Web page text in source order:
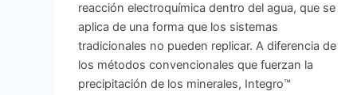
reacción electroquímica dentro del agua, que se
aplica de una forma que los sistemas
tradicionales no pueden replicar. A diferencia de
los métodos convencionales que fuerzan la
precipitación de los minerales, Integro™